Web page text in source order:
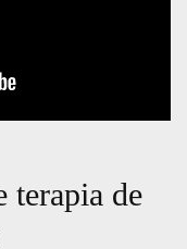
terapia de